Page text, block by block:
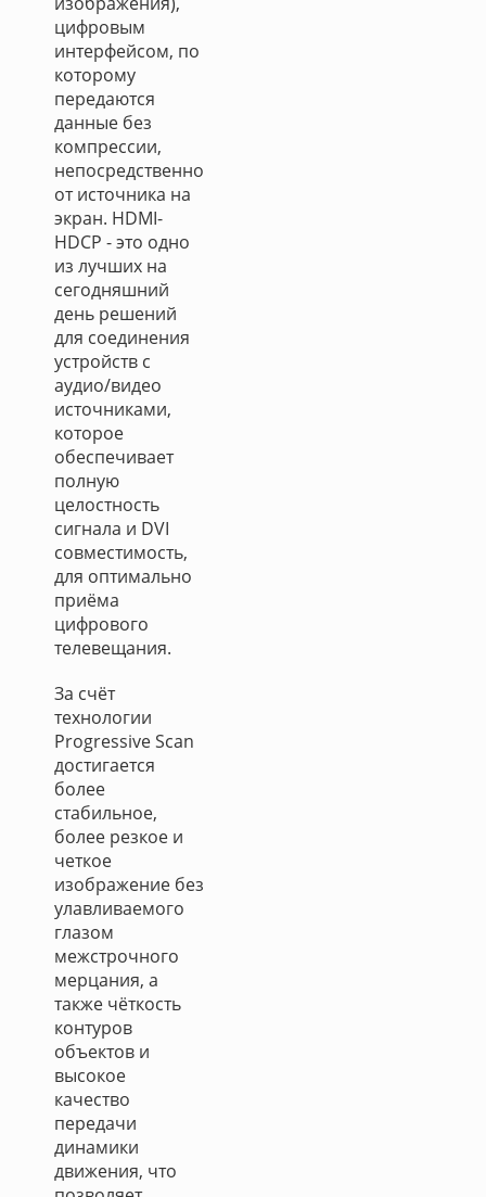
цифровым
интерфейсом, по
которому
передаются
данные без
компрессии,
непосредственно
от источника на
экран. HDMI-
HDCP - это одно
из лучших на
сегодняшний
день решений
для соединения
устройств с
аудио/видео
источниками,
которое
обеспечивает
полную
целостность
сигнала и DVI
совместимость,
для оптимально
приёма
цифрового
телевещания.
За счёт
технологии
Progressive Scan
достигается
более
стабильное,
более резкое и
четкое
изображение без
улавливаемого
глазом
межстрочного
мерцания, а
также чёткость
контуров
объектов и
высокое
качество
передачи
динамики
движения, что